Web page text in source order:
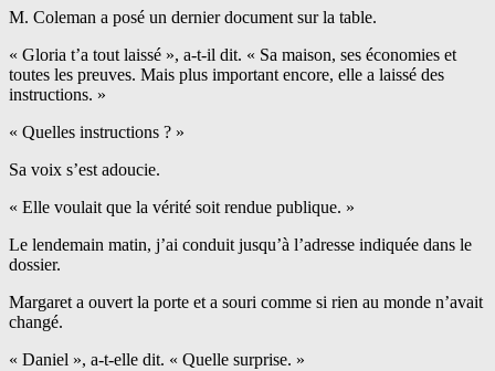
M. Coleman a posé un dernier document sur la table.
« Gloria t’a tout laissé », a-t-il dit. « Sa maison, ses économies et
toutes les preuves. Mais plus important encore, elle a laissé des
instructions. »
« Quelles instructions ? »
Sa voix s’est adoucie.
« Elle voulait que la vérité soit rendue publique. »
Le lendemain matin, j’ai conduit jusqu’à l’adresse indiquée dans le
dossier.
Margaret a ouvert la porte et a souri comme si rien au monde n’avait
changé.
« Daniel », a-t-elle dit. « Quelle surprise. »